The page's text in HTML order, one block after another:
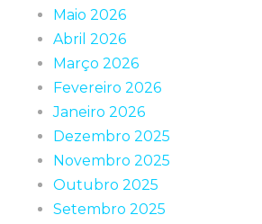
Maio 2026
Abril 2026
Março 2026
Fevereiro 2026
Janeiro 2026
Dezembro 2025
Novembro 2025
Outubro 2025
Setembro 2025